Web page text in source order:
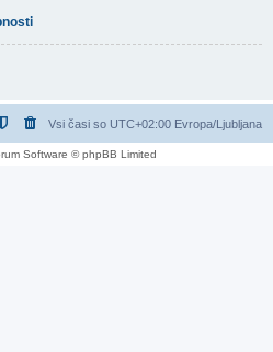
Vsi časi so UTC+02:00 Evropa/Ljubljana
Software © phpBB Limited